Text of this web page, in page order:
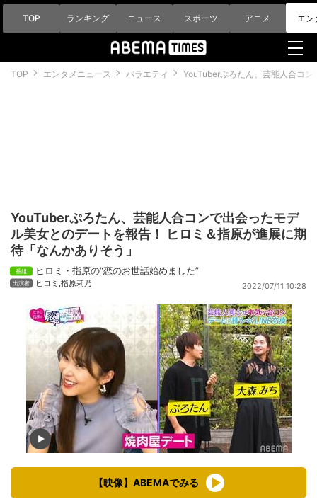
TOP ランキング ニュース スポーツ アニメ エン
TOP エンタメニュース バラエティ YouTuberぷろたん、芸能人合コ
YouTuberぷろたん、芸能人合コンで出会ったモデ
ル美女とのデートを報告！ ヒロミ＆指原が進展に期
待「なんかありそう」
ヒロミ・指原の“恋のお世話始めました”
ヒロミ 指原莉乃 2022/07/11 10:28
【映像】ABEMAでみる